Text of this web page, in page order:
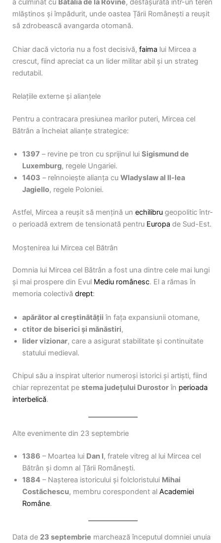
a culminat cu Bătălia de la Rovine, desfășurată într-un teren
mlăștinos și împădurit, unde oastea Țării Românești a reușit
să zdrobească avangarda otomană.
Chiar dacă victoria nu a fost decisivă, faima lui Mircea a
crescut, fiind apreciat ca un lider militar abil și un strateg
redutabil.
Relațiile externe și alianțele
Pentru a contracara presiunea marilor puteri, Mircea cel
Bătrân a încheiat alianțe strategice:
1397 – revine pe tron cu sprijinul lui Sigismund de
Luxemburg, regele Ungariei.
1403 – reînnoiește alianța cu Wladyslaw al II-lea
Jagiello, regele Poloniei.
Astfel, Mircea a reușit să mențină un echilibru geopolitic într-
o perioadă extrem de tensionată pentru Europa de Sud-Est.
Moștenirea lui Mircea cel Bătrân
Domnia lui Mircea cel Bătrân a fost una dintre cele mai lungi
și mai prospere din Evul Mediu românesc. El a rămas în
memoria colectivă drept:
apărător al creștinătății în fața expansiunii otomane,
ctitor de biserici și mănăstiri,
lider vizionar, care a asigurat stabilitate și continuitate
statului medieval.
Chipul său a inspirat ulterior numeroși istorici și artiști, fiind
chiar reprezentat pe stema județului Durostor în perioada
interbelică.
Alte evenimente din 23 septembrie
1386 – Moartea lui Dan I, fratele vitreg al lui Mircea cel
Bătrân și domn al Țării Românești.
1884 – Nașterea istoricului și folcloristului Mihai
Costăchescu, membru corespondent al Academiei
Române.
Data de 23 septembrie marchează începutul domniei unuia